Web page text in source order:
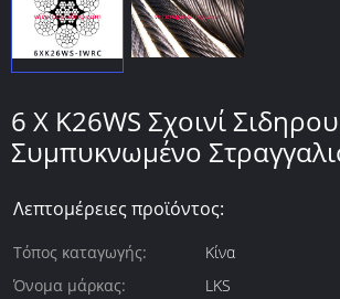
6 X K26WS Σχοινί
Συμπυκνωμένο
Λεπτομέρειες προϊόντος:
Τόπος καταγωγής:
Κίνα
Όνομα μάρκας:
LKS